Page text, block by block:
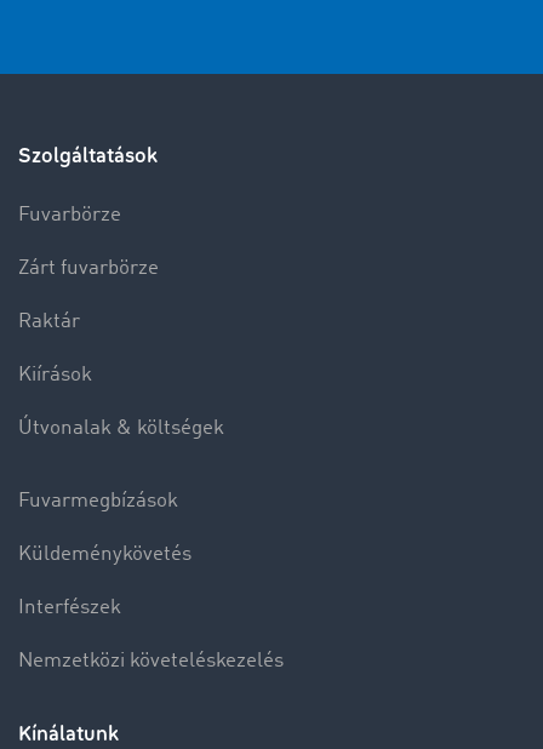
Szolgáltatások
Fuvarbörze
Zárt fuvarbörze
Raktár
Kiírások
Útvonalak & költségek
Fuvarmegbízások
Küldeménykövetés
Interfészek
Nemzetközi követeléskezelés
Kínálatunk